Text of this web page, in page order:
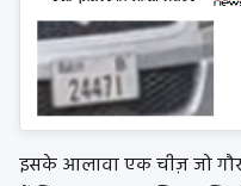
इसके आलावा एक चीज़ जो गौर